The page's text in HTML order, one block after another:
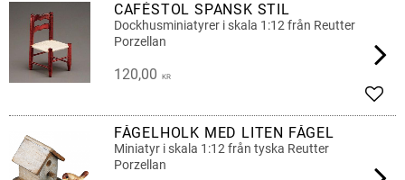
CAFÉSTOL SPANSK STIL
Dockhusminiatyrer i skala 1:12 från Reutter
Porzellan
120,00 KR
FÅGELHOLK MED LITEN FÅGEL
Miniatyr i skala 1:12 från tyska Reutter
Porzellan